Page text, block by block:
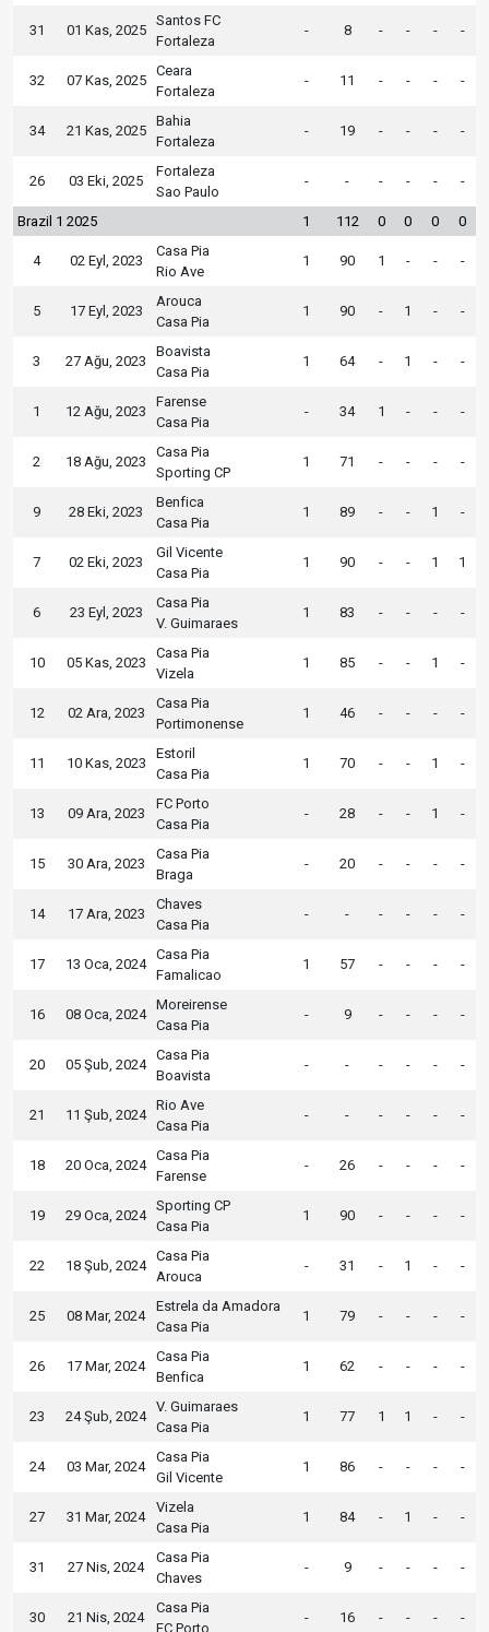
31 01 Kas, 2025
Santos FC
Fortaleza
- 8 - - - -
32 07 Kas, 2025
Ceara
Fortaleza
- 11 - - - -
34 21 Kas, 2025
Bahia
Fortaleza
- 19 - - - -
26 03 Eki, 2025
Fortaleza
Sao Paulo
- - - - - -
Brazil 1 2025 1 112 0 0 0 0
4 02 Eyl, 2023
Casa Pia
Rio Ave
1 90 1 - - -
5 17 Eyl, 2023
Arouca
Casa Pia
1 90 - 1 - -
3 27 Ağu, 2023
Boavista
Casa Pia
1 64 - 1 - -
1 12 Ağu, 2023
Farense
Casa Pia
- 34 1 - - -
2 18 Ağu, 2023
Casa Pia
Sporting CP
1 71 - - - -
9 28 Eki, 2023
Benfica
Casa Pia
1 89 - - 1 -
7 02 Eki, 2023
Gil Vicente
Casa Pia
1 90 - - 1 1
6 23 Eyl, 2023
Casa Pia
V. Guimaraes
1 83 - - - -
10 05 Kas, 2023
Casa Pia
Vizela
1 85 - - 1 -
12 02 Ara, 2023
Casa Pia
Portimonense
1 46 - - - -
11 10 Kas, 2023
Estoril
Casa Pia
1 70 - - 1 -
13 09 Ara, 2023
FC Porto
Casa Pia
- 28 - - 1 -
15 30 Ara, 2023
Casa Pia
Braga
- 20 - - - -
14 17 Ara, 2023
Chaves
Casa Pia
- - - - - -
17 13 Oca, 2024
Casa Pia
Famalicao
1 57 - - - -
16 08 Oca, 2024
Moreirense
Casa Pia
- 9 - - - -
20 05 Şub, 2024
Casa Pia
Boavista
- - - - - -
21 11 Şub, 2024
Rio Ave
Casa Pia
- - - - - -
18 20 Oca, 2024
Casa Pia
Farense
- 26 - - - -
19 29 Oca, 2024
Sporting CP
Casa Pia
1 90 - - - -
22 18 Şub, 2024
Casa Pia
Arouca
- 31 - 1 - -
25 08 Mar, 2024
Estrela da Amadora
Casa Pia
1 79 - - - -
26 17 Mar, 2024
Casa Pia
Benfica
1 62 - - - -
23 24 Şub, 2024
V. Guimaraes
Casa Pia
1 77 1 1 - -
24 03 Mar, 2024
Casa Pia
Gil Vicente
1 86 - - - -
27 31 Mar, 2024
Vizela
Casa Pia
1 84 - 1 - -
31 27 Nis, 2024
Casa Pia
Chaves
- 9 - - - -
30 21 Nis, 2024
Casa Pia
FC Porto
- 16 - - - -